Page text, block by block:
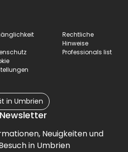
Rechtliche
Hinweise
Professionals list
in Umbrien
Neuigkeiten und
in Umbrien